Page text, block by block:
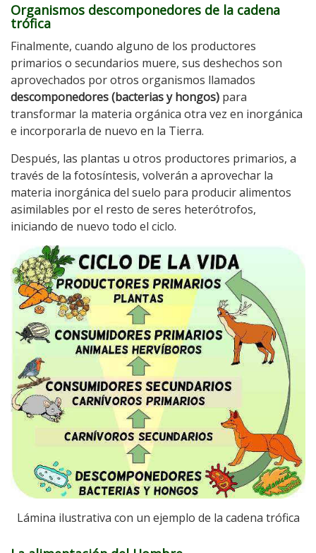
Organismos descomponedores de la cadena
trófica
Finalmente, cuando alguno de los productores
primarios o secundarios muere, sus deshechos son
aprovechados por otros organismos llamados
descomponedores (bacterias y hongos) para
transformar la materia orgánica otra vez en inorgánica
e incorporarla de nuevo en la Tierra.
Después, las plantas u otros productores primarios, a
través de la fotosíntesis, volverán a aprovechar la
materia inorgánica del suelo para producir alimentos
asimilables por el resto de seres heterótrofos,
iniciando de nuevo todo el ciclo.
Lámina ilustrativa con un ejemplo de la cadena trófica